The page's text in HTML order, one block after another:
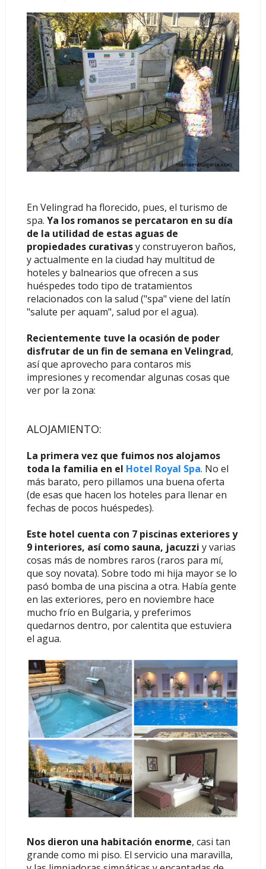
En Velingrad ha florecido, pues, el turismo de
spa. Ya los romanos se percataron en su día
de la utilidad de estas aguas de
propiedades curativasy construyeron baños,
y actualmente en la ciudad hay multitud de
hoteles y balnearios que ofrecen a sus
huéspedes todo tipo de tratamientos
relacionados con la salud ("spa" viene del latín
"salute per aquam", salud por el agua).
Recientemente tuve la ocasión de poder
disfrutar de un fin de semana en Velingrad,
así que aprovecho para contaros mis
impresiones y recomendar algunas cosas que
ver por la zona:
ALOJAMIENTO:
La primera vez que fuimos nos alojamos
toda la familia en el Hotel Royal Spa. No el
más barato, pero pillamos una buena oferta
(de esas que hacen los hoteles para llenar en
fechas de pocos huéspedes).
Este hotel cuenta con 7 piscinas exteriores y
9 interiores, así como sauna, jacuzzi y varias
cosas más de nombres raros (raros para mí,
que soy novata). Sobre todo mi hija mayor se lo
pasó bomba de una piscina a otra. Había gente
en las exteriores, pero en noviembre hace
mucho frío en Bulgaria, y preferimos
quedarnos dentro, por calentita que estuviera
el agua.
Nos dieron una habitación enorme, casi tan
grande como mi piso. El servicio una maravilla,